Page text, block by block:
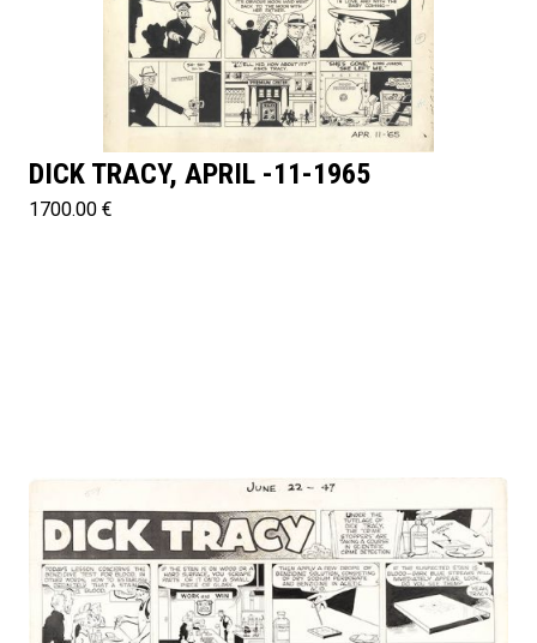
DICK TRACY, APRIL -11-1965
1700.00 €